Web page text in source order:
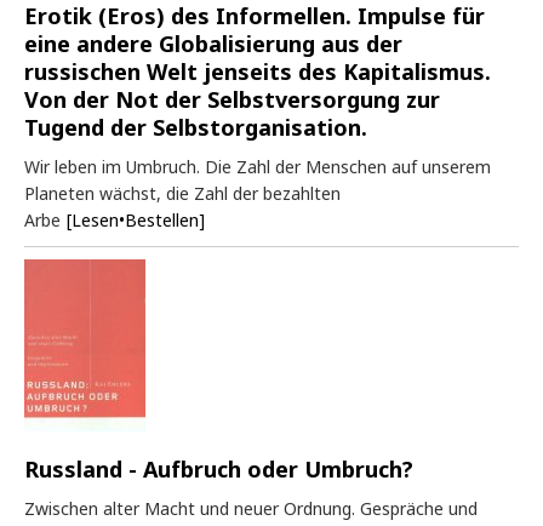
Erotik (Eros) des Informellen. Impulse für
eine andere Globalisierung aus der
russischen Welt jenseits des Kapitalismus.
Von der Not der Selbstversorgung zur
Tugend der Selbstorganisation.
Wir leben im Umbruch. Die Zahl der Menschen auf unserem
Planeten wächst, die Zahl der bezahlten
Arbe [Lesen•Bestellen]
Russland - Aufbruch oder Umbruch?
Zwischen alter Macht und neuer Ordnung. Gespräche und